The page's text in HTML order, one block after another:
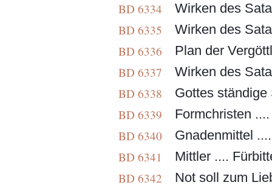
BD 6334
Wirken des
BD 6335
Wirken des
BD 6336
Plan der
BD 6337
Wirken des
BD 6338
Gottes
BD 6339
Formchristen
BD 6340
Gnadenmittel
BD 6341
Mittler ....
BD 6342
Not soll zum